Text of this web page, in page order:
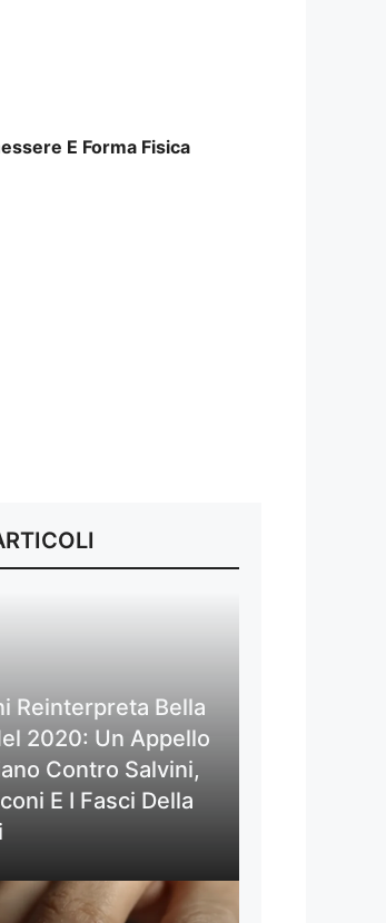
E Forma Fisica
Reinterpreta Bella
2020: Un Appello
Contro Salvini,
E I Fasci Della